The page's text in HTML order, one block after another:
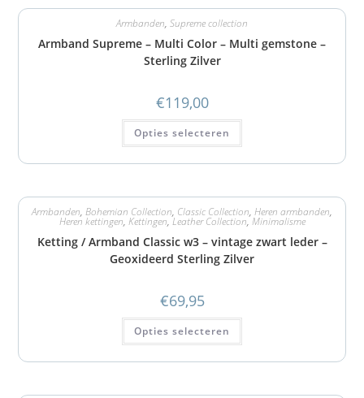
Armbanden, Supreme collection
Armband Supreme – Multi Color – Multi gemstone –
Sterling Zilver
€119,00
Opties selecteren
Armbanden, Bohemian Collection, Classic Collection, Heren armbanden,
Heren kettingen, Kettingen,Leather Collection,Minimalisme
Ketting / Armband Classic w3 – vintage zwart leder –
Geoxideerd Sterling Zilver
€69,95
Opties selecteren